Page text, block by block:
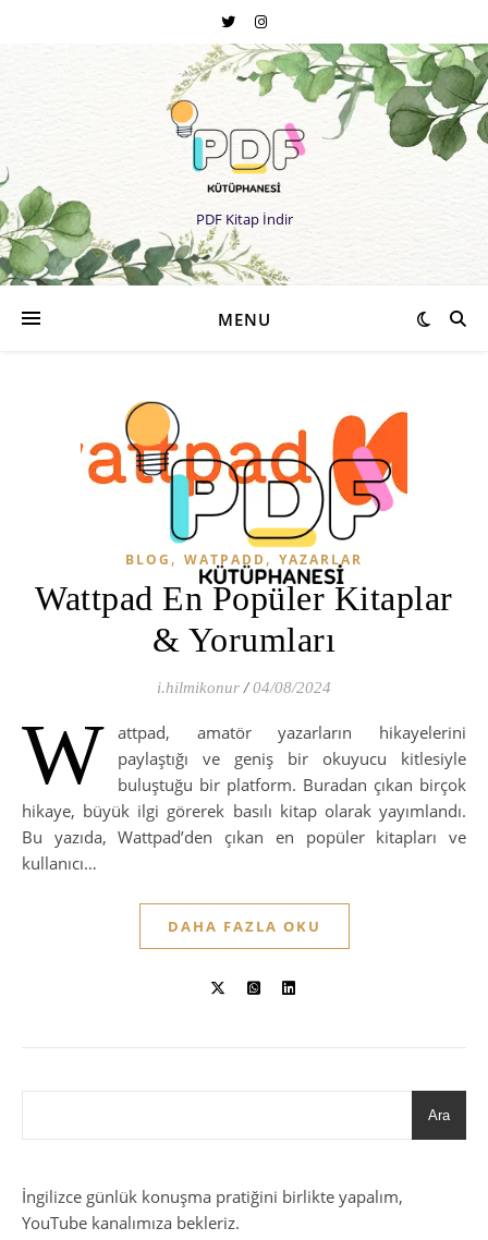
PDF Kitap İndir
MENU
BLOG , WATPADD, YAZARLAR
Wattpad En Popüler Kitaplar
& Yorumları
i.hilmikonur / 04/08/2024
W attpad, amatör yazarların hikayelerini
paylaştığı ve geniş bir okuyucu kitlesiyle
buluştuğu bir platform. Buradan çıkan birçok
hikaye, büyük ilgi görerek basılı kitap olarak yayımlandı.
Bu yazıda, Wattpad’den çıkan en popüler kitapları ve
kullanıcı…
DAHA FAZLA OKU
Ara
İngilizce günlük konuşma pratiğini birlikte yapalım,
YouTube kanalımıza bekleriz.